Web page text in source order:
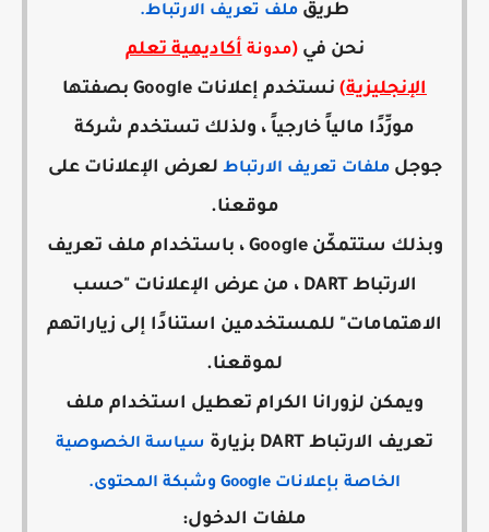
طريق ملف تعريف الارتباط.
نحن في(مدونةأكاديمية تعلم
الإنجليزية)
نستخدم إعلانات Google بصفتها
مورِّدًا مالياً خارجياً ، ولذلك تستخدم شركة
جوجلملفات تعريف الارتباط لعرض الإعلانات على
موقعنا.
وبذلك ستتمكّن Google ، باستخدام ملف تعريف
الارتباط DART ، من عرض الإعلانات "حسب
الاهتمامات" للمستخدمين استنادًا إلى زياراتهم
لموقعنا.
ويمكن لزورانا الكرام تعطيل استخدام ملف
تعريف الارتباط DART بزيارة
سياسة الخصوصية
الخاصة بإعلانات Google وشبكة المحتوى.
ملفات الدخول: